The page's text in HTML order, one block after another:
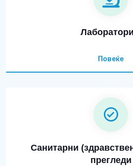
Повеќе
Санитарни
прегледи